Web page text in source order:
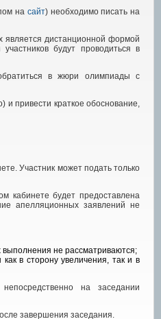
на сайт) необходимо писать на
является дистанционной формой
будут проводиться в
в жюри олимпиады с
и привести краткое обоснование,
Участник может подать только
кабинете будет предоставлена
апелляционных заявлений не
не рассматриваются;
в сторону увеличения, так и в
на заседании
завершения заседания.